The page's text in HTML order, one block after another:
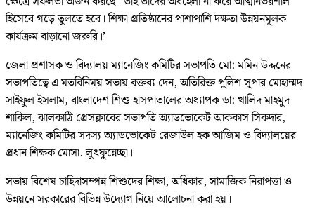
হিসেবে গড়ে তুলতে হবে। শিক্ষা প্রতিষ্ঠানের পাশাপাশি দক্ষতা উন্নয়নমূলক
কার্যক্রম বাড়ানো জরুরি।’
জেলা প্রশাসক ও বিদ্যালয় ম্যানেজিং কমিটির সভাপতি মো: মমিন উদ্দনের
সভাপতিত্বে এ মতবিনিময় সভায় বক্তব্য দেন, অতিরিক্ত পুলিশ সুপার মোহাম্মদ
সাইফুল ইসলাম, বাংলাদেশ শিশু হাসপাতালের অধ্যাপক ডা: খালিদ মাহমুদ
শাকিল, ঝালকাঠি প্রেসক্লাবের সভাপতি অ্যাডভোকেট আককাস সিকদার,
ম্যানেজিং কমিটির সদস্য অ্যাডভোকেট রেজাউল হক আজিম ও বিদ্যালয়ের
প্রধান শিক্ষক মোসা. লুৎফুন্নেচ্ছা।
সভায় বিশেষ চাহিদাসম্পন্ন শিশুদের শিক্ষা, অধিকার, সামাজিক নিরাপত্তা ও
উন্নয়নে সরকারের বিভিন্ন উদ্যোগ নিয়ে আলোচনা করা হয়।